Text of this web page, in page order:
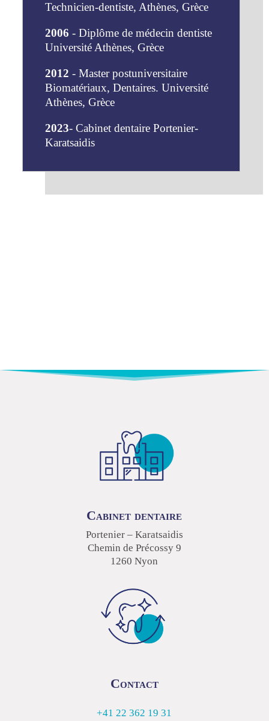
Technicien-dentiste, Athènes, Grèce
2006 - Diplôme de médecin dentiste
Université Athènes, Grèce
2012 - Master postuniversitaire
Biomatériaux, Dentaires. Université
Athènes, Grèce
2023- Cabinet dentaire Portenier-
Karatsaidis
Cabinet dentaire
Portenier – Karatsaidis
Chemin de Précossy 9
1260 Nyon
Contact
+41 22 362 19 31